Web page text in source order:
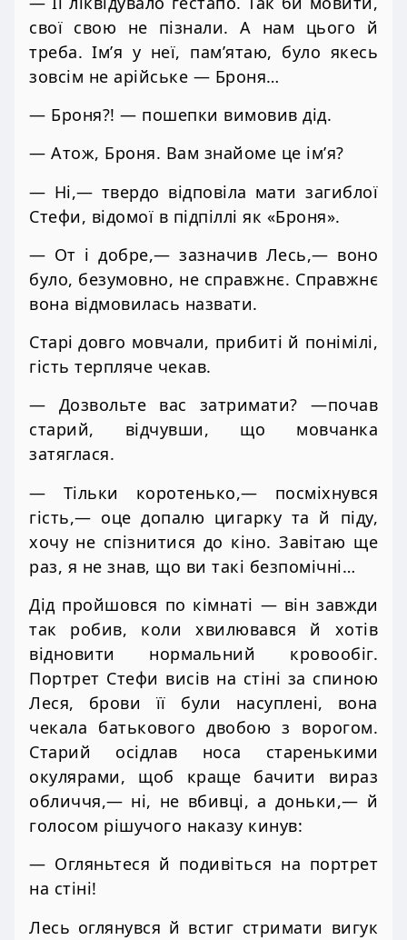
свої свою не пізнали. А нам цього й
треба. Ім’я у неї, пам’ятаю, було якесь
зовсім не арійське — Броня…
— Броня?! — пошепки вимовив дід.
— Атож, Броня. Вам знайоме це ім’я?
— Ні,— твердо відповіла мати загиблої
Стефи, відомої в підпіллі як «Броня».
— От і добре,— зазначив Лесь,— воно
було, безумовно, не справжнє. Справжнє
вона відмовилась назвати.
Старі довго мовчали, прибиті й понімілі,
гість терпляче чекав.
— Дозвольте вас затримати? —почав
старий, відчувши, що мовчанка
затяглася.
— Тільки коротенько,— посміхнувся
гість,— оце допалю цигарку та й піду,
хочу не спізнитися до кіно. Завітаю ще
раз, я не знав, що ви такі безпомічні…
Дід пройшовся по кімнаті — він завжди
так робив, коли хвилювався й хотів
відновити нормальний кровообіг.
Портрет Стефи висів на стіні за спиною
Леся, брови її були насуплені, вона
чекала батькового двобою з ворогом.
Старий осідлав носа старенькими
окулярами, щоб краще бачити вираз
обличчя,— ні, не вбивці, а доньки,— й
голосом рішучого наказу кинув:
— Огляньтеся й подивіться на портрет
на стіні!
Лесь оглянувся й встиг стримати вигук